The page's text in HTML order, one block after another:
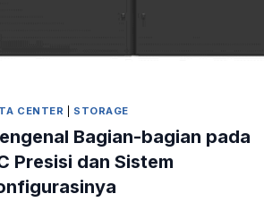
CENTER STORAGE
Bagian-bagian pada
Presisi dan Sistem